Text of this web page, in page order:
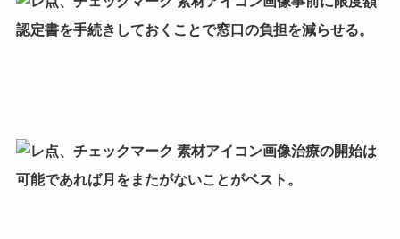
認定書を手続きしておくことで窓口の負担を減らせる。
治療の開始は
可能であれば月をまたがないことがベスト。